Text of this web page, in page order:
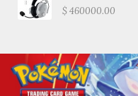
$ 460000.00